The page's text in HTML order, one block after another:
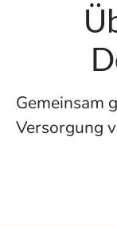
Gemeinsam
Versorgung